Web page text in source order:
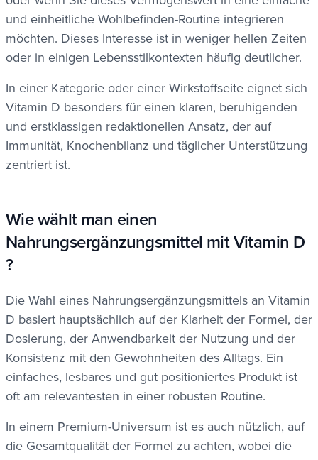
und einheitliche Wohlbefinden-Routine integrieren
möchten. Dieses Interesse ist in weniger hellen Zeiten
oder in einigen Lebensstilkontexten häufig deutlicher.
In einer Kategorie oder einer Wirkstoffseite eignet sich
Vitamin D besonders für einen klaren, beruhigenden
und erstklassigen redaktionellen Ansatz, der auf
Immunität, Knochenbilanz und täglicher Unterstützung
zentriert ist.
Wie wählt man einen
Nahrungsergänzungsmittel mit Vitamin D
?
Die Wahl eines Nahrungsergänzungsmittels an Vitamin
D basiert hauptsächlich auf der Klarheit der Formel, der
Dosierung, der Anwendbarkeit der Nutzung und der
Konsistenz mit den Gewohnheiten des Alltags. Ein
einfaches, lesbares und gut positioniertes Produkt ist
oft am relevantesten in einer robusten Routine.
In einem Premium-Universum ist es auch nützlich, auf
die Gesamtqualität der Formel zu achten, wobei die